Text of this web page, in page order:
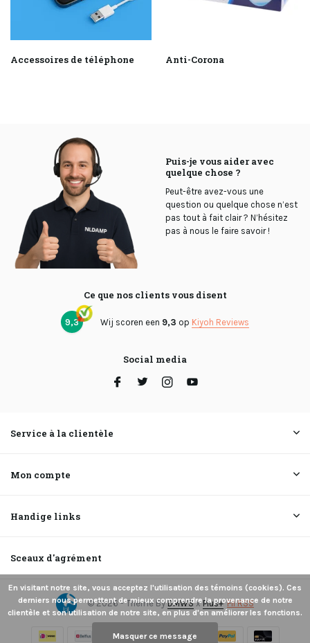
Accessoires de téléphone Anti-Corona
Puis-je vous aider avec
quelque chose ?
Peut-être avez-vous une
question ou quelque chose n’est
pas tout à fait clair ? N’hésitez
pas à nous le faire savoir !
Ce que nos clients vous disent
9,3 Wij scoren een 9,3 op Kiyoh Reviews
Social media
Service à la clientèle
Mon compte
Handige links
Sceaux d'agrément
© 2026 - Theme ByDMWSxPlus+ Fil RSS
En visitant notre site, vous acceptez l'utilisation des témoins (cookies). Ces
derniers nous permettent de mieux comprendre la provenance de notre
clientèle et son utilisation de notre site, en plus d'en améliorer les fonctions.
Masquer ce message